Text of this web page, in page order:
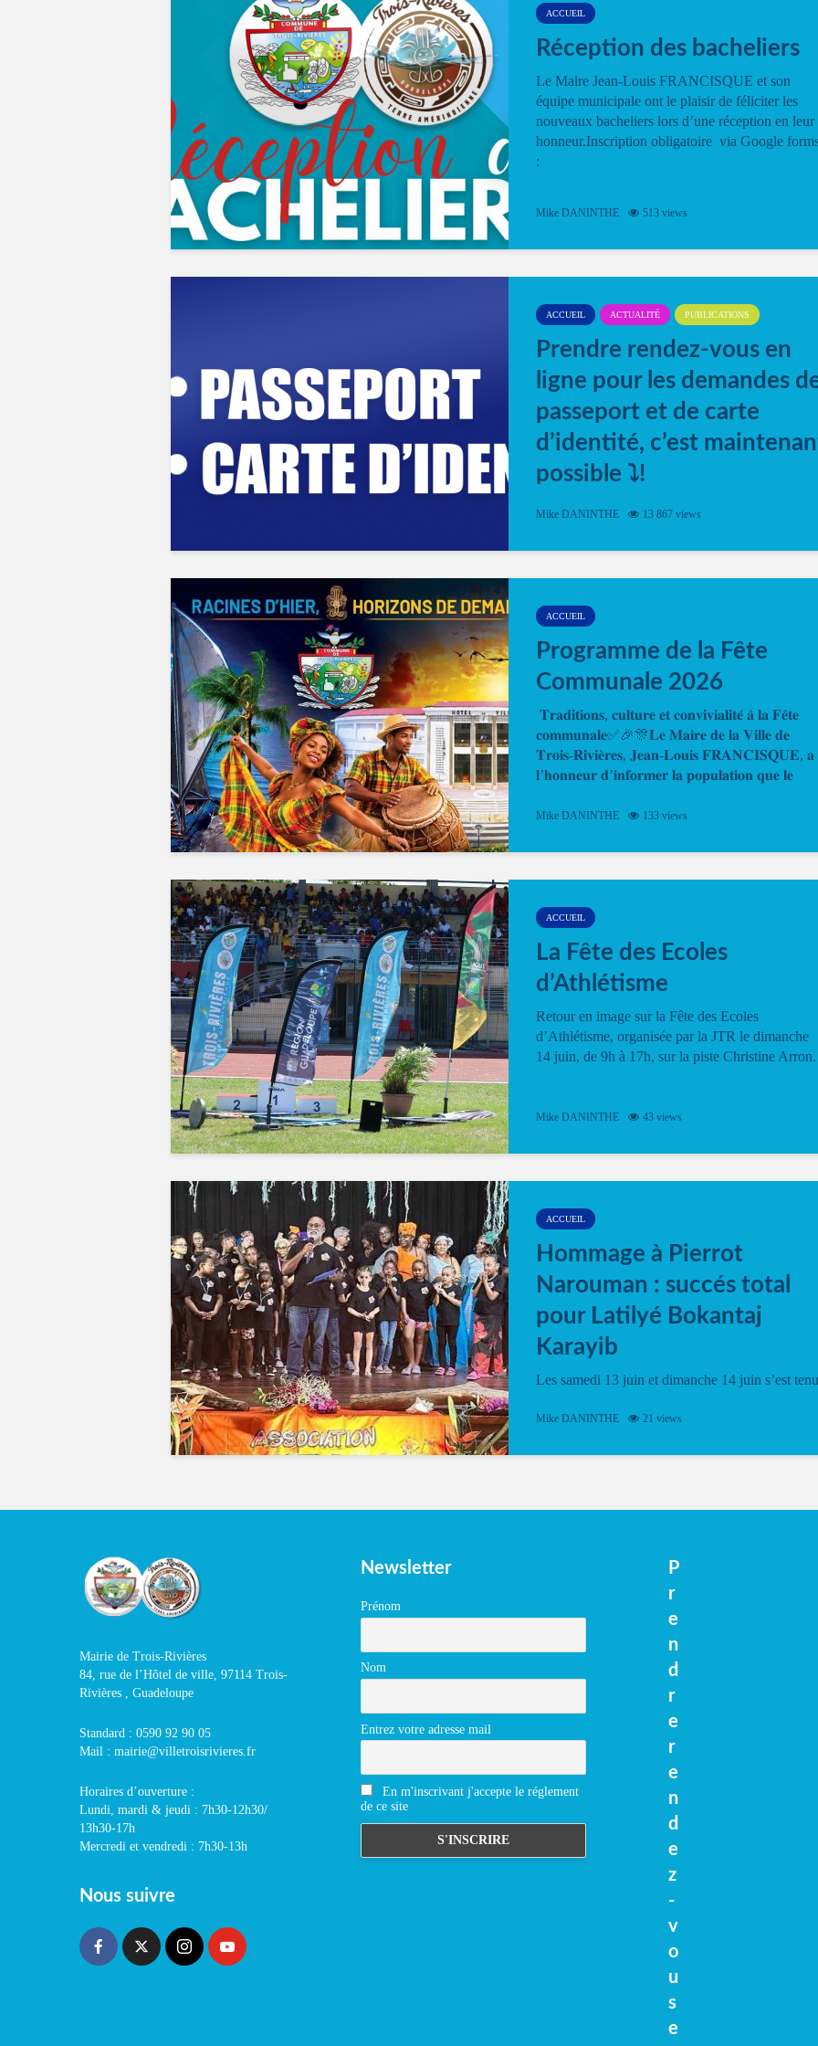
ACCUEIL
Réception des bacheliers
Le Maire Jean-Louis FRANCISQUE et son
équipe municipale ont le plaisir de féliciter les
nouveaux bacheliers lors d’une réception en leur
honneur.Inscription obligatoire via Google
:
Mike DANINTHE 513 views
ACCUEIL ACTUALITÉ PUBLICATIONS
Prendre rendez-vous en
ligne pour les demandes
passeport et de carte
d’identité, c’est
possible ⤵️!
Désormais, il est possible de prendre rendez-
Mike DANINTHE 13 867 views
ACCUEIL
Programme de la Fête
Communale 2026
𝐓𝐫𝐚𝐝𝐢𝐭𝐢𝐨𝐧𝐬, 𝐜𝐮𝐥𝐭𝐮𝐫𝐞 𝐞𝐭 𝐜𝐨𝐧𝐯𝐢𝐯𝐢𝐚𝐥𝐢𝐭𝐞́ 𝐚̀ 𝐥𝐚 𝐅𝐞̂𝐭𝐞
𝐜𝐨𝐦𝐦𝐮𝐧𝐚𝐥𝐞✅🎉🎊𝐋𝐞 𝐌𝐚𝐢𝐫𝐞 𝐝𝐞 𝐥𝐚 𝐕𝐢𝐥𝐥𝐞 𝐝𝐞
𝐓𝐫𝐨𝐢𝐬-𝐑𝐢𝐯𝐢𝐞̀𝐫𝐞𝐬, 𝐉𝐞𝐚𝐧-𝐋𝐨𝐮𝐢𝐬 𝐅𝐑𝐀𝐍𝐂𝐈𝐒𝐐𝐔𝐄, 𝐚
𝐥’𝐡𝐨𝐧𝐧𝐞𝐮𝐫 𝐝’𝐢𝐧𝐟𝐨𝐫𝐦𝐞𝐫 𝐥𝐚 𝐩𝐨𝐩𝐮𝐥𝐚𝐭𝐢𝐨𝐧 𝐪𝐮𝐞 𝐥𝐞
Mike DANINTHE 133 views
ACCUEIL
La Fête des Ecoles
d’Athlétisme
Retour en image sur la Fête des Ecoles
d’Athlétisme, organisée par la JTR le dimanche
14 juin, de 9h à 17h, sur la piste Christine Arron.
Mike DANINTHE 43 views
ACCUEIL
Hommage à Pierrot
Narouman : succés total
pour Latilyé Bokantaj
Karayib
Les samedi 13 juin et dimanche 14 juin s’est tenu
vibrant à Pierrot Narouman, organisé par
spectacle de fin d’année, présenté à la salle...
Mike DANINTHE 21 views
Mairie de Trois-Rivières
84, rue de l’Hôtel de ville, 97114 Trois-
Rivières , Guadeloupe
Standard : 0590 92 90 05
Mail : mairie@villetroisrivieres.fr
Horaires d’ouverture :
Lundi, mardi & jeudi : 7h30-12h30/
13h30-17h
Mercredi et vendredi : 7h30-13h
Nous suivre
Newsletter
Prénom
Nom
Entrez votre adresse mail
En m'inscrivant j'accepte le réglement
de ce site
P
r
e
n
d
r
e
r
e
n
d
e
z
-
v
o
u
s
e